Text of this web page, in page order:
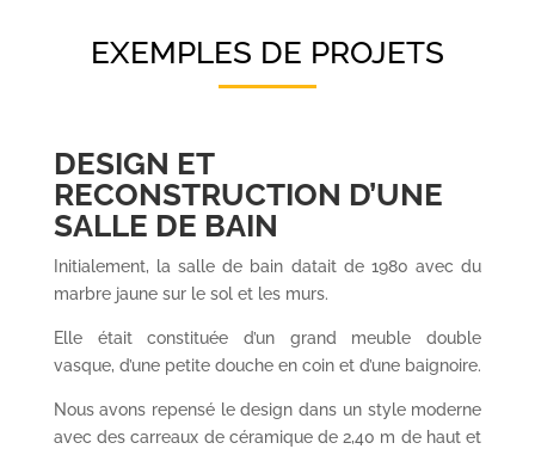
EXEMPLES DE PROJETS
DESIGN ET
RECONSTRUCTION D’UNE
SALLE DE BAIN
Initialement, la salle de bain datait de 1980 avec du
marbre jaune sur le sol et les murs.
Elle était constituée d’un grand meuble double
vasque, d’une petite douche en coin et d’une baignoire.
Nous avons repensé le design dans un style moderne
avec des carreaux de céramique de 2,40 m de haut et